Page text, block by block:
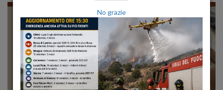
No grazie